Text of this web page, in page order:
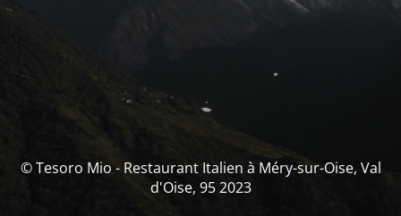
© Tesoro Mio - Restaurant Italien à Méry-sur-Oise, Val
d'Oise, 95 2023